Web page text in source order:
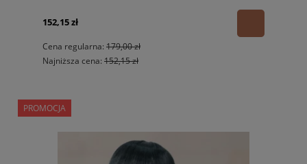
152,15 zł
Cena regularna: 179,00 zł
Najniższa cena: 152,15 zł
PROMOCJA